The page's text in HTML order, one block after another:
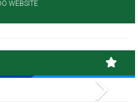
WEBSITE